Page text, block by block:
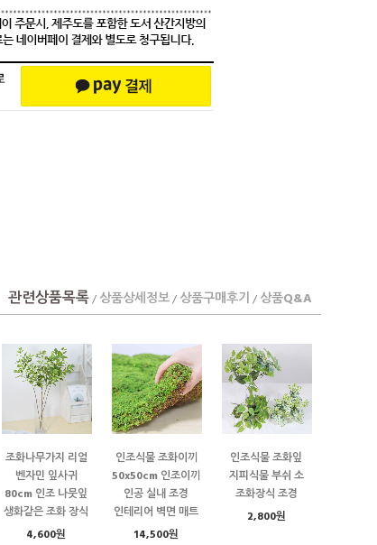
관련상품목록/ 상품상세정보/ 상품구매후기 / 상품Q&A
조화나무가지 리얼
벤자민 잎사귀
80cm 인조 나뭇잎
생화같은 조화 장식
4,600원
인조식물 조화이끼
50x50cm 인조이끼
인공 실내 조경
인테리어 벽면 매트
14,500원
인조식물 조화잎
지피식물 부쉬 소
조화장식 조경
2,800원